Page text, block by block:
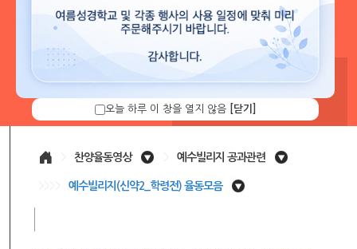
로그인 하시면 보유 캐쉬 확
니다.
찬양율동영상 예수빌리지 공과관련
예수빌리지(신약2_학령전) 율동모음
오늘 하루 이 창을 열지 않음 [닫기]